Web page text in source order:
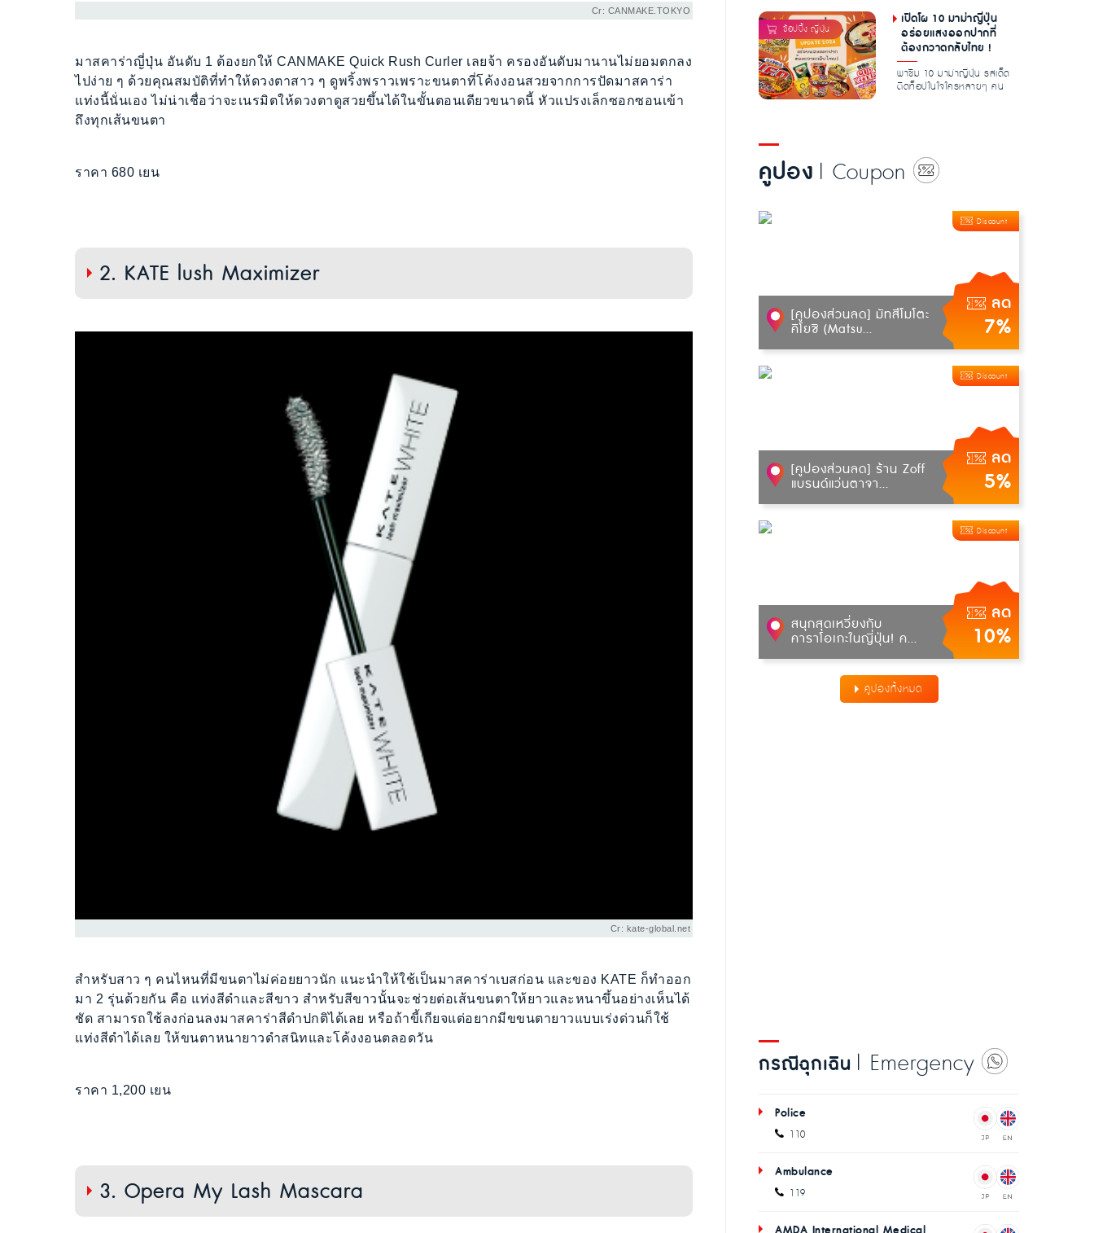
Cr: CANMAKE.TOKYO
มาสคาร่าญี่ปุ่น อันดับ 1 ต้องยกให้ CANMAKE Quick Rush Curler เลยจ้า ครองอันดับมานานไม่ยอมตกลง
ไปง่าย ๆ ด้วยคุณสมบัติที่ทำให้ดวงตาสาว ๆ ดูพริ้งพราวเพราะขนตาที่โค้งงอนสวยจากการปัดมาสคาร่า
แท่งนี้นั่นเอง ไม่น่าเชื่อว่าจะเนรมิตให้ดวงตาดูสวยขึ้นได้ในขั้นตอนเดียวขนาดนี้ หัวแปรงเล็กซอกซอนเข้า
ถึงทุกเส้นขนตา
ราคา 680 เยน
2. KATE lush Maximizer
Cr: kate-global.net
สำหรับสาว ๆ คนไหนที่มีขนตาไม่ค่อยยาวนัก แนะนำให้ใช้เป็นมาสคาร่าเบสก่อน และของ KATE ก็ทำออก
มา 2 รุ่นด้วยกัน คือ แท่งสีดำและสีขาว สำหรับสีขาวนั้นจะช่วยต่อเส้นขนตาให้ยาวและหนาขึ้นอย่างเห็นได้
ชัด สามารถใช้ลงก่อนลงมาสคาร่าสีดำปกติได้เลย หรือถ้าขี้เกียจแต่อยากมีขขนตายาวแบบเร่งด่วนก็ใช้
แท่งสีดำได้เลย ให้ขนตาหนายาวดำสนิทและโค้งงอนตลอดวัน
ราคา 1,200 เยน
3. Opera My Lash Mascara
เปิดโผ 10 มาม่าญี่ปุ่น
อร่อยแสงออกปากที่
ต้องกวาดกลับไทย !
พาชิม 10 มาม่าญี่ปุ่น รสเด็ด
ติดท็อปในใจใครหลายๆ คน
คูปอง | Coupon
ลด
7%
Discount
[คูปองส่วนลด] มัทสึโมโตะ
คิโยชิ (Matsu...
ลด
5%
Discount
[คูปองส่วนลด] ร้าน Zoff
แบรนด์แว่นตาจา...
ลด
10%
Discount
สนุกสุดเหวี่ยงกับ
คาราโอเกะในญี่ปุ่น! ค...
คูปองทั้งหมด
กรณีฉุกเฉิน | Emergency
Police
110
Ambulance
119